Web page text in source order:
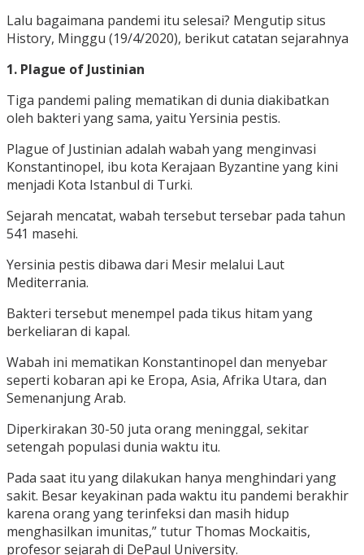
Lalu bagaimana pandemi itu selesai? Mengutip situs
History, Minggu (19/4/2020), berikut catatan sejarahnya
1. Plague of Justinian
Tiga pandemi paling mematikan di dunia diakibatkan
oleh bakteri yang sama, yaitu Yersinia pestis.
Plague of Justinian adalah wabah yang menginvasi
Konstantinopel, ibu kota Kerajaan Byzantine yang kini
menjadi Kota Istanbul di Turki.
Sejarah mencatat, wabah tersebut tersebar pada tahun
541 masehi.
Yersinia pestis dibawa dari Mesir melalui Laut
Mediterrania.
Bakteri tersebut menempel pada tikus hitam yang
berkeliaran di kapal.
Wabah ini mematikan Konstantinopel dan menyebar
seperti kobaran api ke Eropa, Asia, Afrika Utara, dan
Semenanjung Arab.
Diperkirakan 30-50 juta orang meninggal, sekitar
setengah populasi dunia waktu itu.
Pada saat itu yang dilakukan hanya menghindari yang
sakit. Besar keyakinan pada waktu itu pandemi berakhir
karena orang yang terinfeksi dan masih hidup
menghasilkan imunitas,” tutur Thomas Mockaitis,
profesor sejarah di DePaul University.